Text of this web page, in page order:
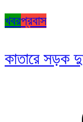
খবরপ্রবাস
কাতারে সড়ক